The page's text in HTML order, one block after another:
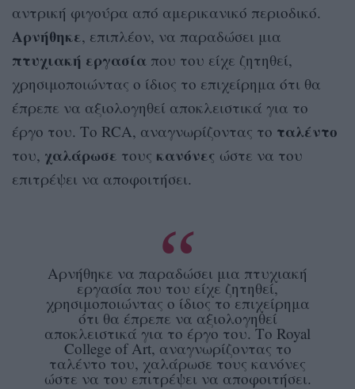
αντρική φιγούρα από αμερικανικό περιοδικό.
Αρνήθηκε, επιπλέον, να παραδώσει μια
πτυχιακή εργασία που του είχε ζητηθεί,
χρησιμοποιώντας ο ίδιος το επιχείρημα ότι θα
έπρεπε να αξιολογηθεί αποκλειστικά για το
έργο του. Το RCA, αναγνωρίζοντας το ταλέντο
του, χαλάρωσε τους κανόνες ώστε να του
επιτρέψει να αποφοιτήσει.
Αρνήθηκε να παραδώσει μια πτυχιακή
εργασία που του είχε ζητηθεί,
χρησιμοποιώντας ο ίδιος το επιχείρημα
ότι θα έπρεπε να αξιολογηθεί
αποκλειστικά για το έργο του. Το Royal
College of Art, αναγνωρίζοντας το
ταλέντο του, χαλάρωσε τους κανόνες
ώστε να του επιτρέψει να αποφοιτήσει.